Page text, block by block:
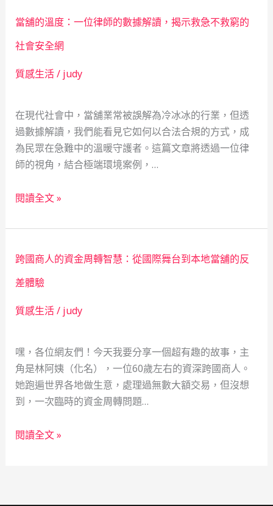
媽
媽
善
當
舖
找
到
的
「另
類
的
月
一
六
旬
婦
人
如
靠
重
希
望
當舖的溫度：一位律師的數據解讀，揭示救急不救窮的
社會安全網
質感生活/ judy
在現代社會中，當舖業常被誤解為冷冰冰的行業，但透
過數據解讀，我們能看見它如何以合法合規的方式，成
為民眾在急難中的溫暖守護者。這篇文章將透過一位律
師的視角，結合極端環境案例，…
當
的
度：
一
律
的
數
據
解
揭
示
閱讀全文 »
跨國商人的資金周轉智慧：從國際舞台到本地當舖的反
差體驗
質感生活/ judy
嘿，各位網友們！今天我要分享一個超有趣的故事，主
角是林阿姨（化名），一位60歲左右的資深跨國商人。
她跑遍世界各地做生意，處理過無數大額交易，但沒想
到，一次臨時的資金周轉問題…
跨
閱讀全文 »